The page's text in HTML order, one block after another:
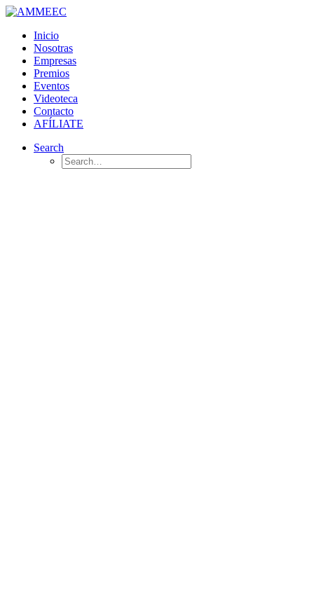
Inicio
Nosotras
Empresas
Premios
Eventos
Videoteca
Contacto
AFÍLIATE
Search